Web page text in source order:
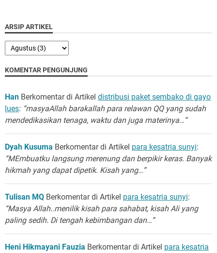
ARSIP ARTIKEL
KOMENTAR PENGUNJUNG
Han Berkomentar di Artikel distribusi paket sembako di gayo
lues: “masyaAllah barakallah para relawan QQ yang sudah
mendedikasikan tenaga, waktu dan juga materinya…”
Dyah Kusuma Berkomentar di Artikel para kesatria sunyi:
“MEmbuatku langsung merenung dan berpikir keras. Banyak
hikmah yang dapat dipetik. Kisah yang…”
Tulisan MQ Berkomentar di Artikel para kesatria sunyi:
“Masya Allah..menilik kisah para sahabat, kisah Ali yang
paling sedih. Di tengah kebimbangan dan…”
Heni Hikmayani Fauzia Berkomentar di Artikel para kesatria